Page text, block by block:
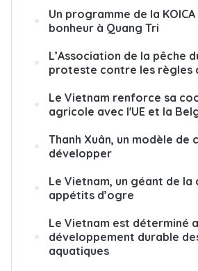
Un programme de la
bonheur à Quang Tri
L’Association de la pêche
proteste contre les règles
Le Vietnam renforce sa
agricole avec l'UE et la
Thanh Xuân, un modèle de
développer
Le Vietnam, un géant de
appétits d’ogre
Le Vietnam est déterminé
développement durable
aquatiques